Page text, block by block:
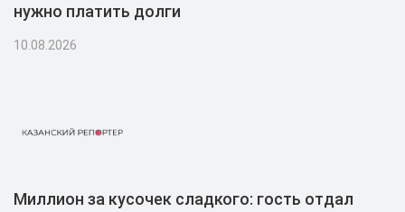
нужно платить долги
10.08.2026
Миллион за кусочек сладкого: гость отдал